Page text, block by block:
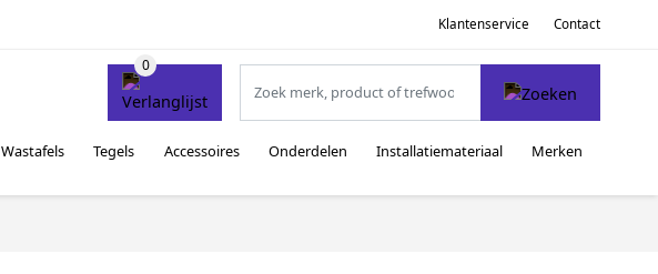
Klantenservice Contact
Wastafels Tegels Accessoires Onderdelen Installatiemateriaal Merken